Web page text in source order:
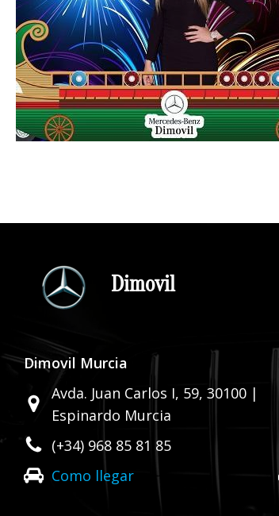
Dimovil
Dimovil Murcia
Avda. Juan Carlos I, 59, 30100 |
Espinardo Murcia
(+34) 968 85 81 85
Como llegar